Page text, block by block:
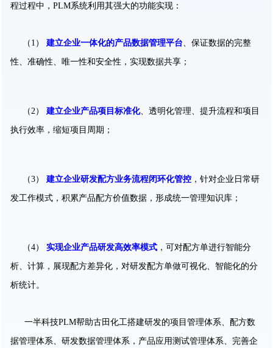
程过程中，PLM系统利⽤其强⼤的功能实现：
（1） 建立企业一体化的产品数据管理平台 、保证数据的完整
性、准确性、唯一性和安全性，实现数据共享；
（2） 建立企业产品项目标准化、透明化管理、提升流程和项目
执行效率，缩短项目周期；
（3） 建立企业研发配方业务流程闭环化管控 ，针对企业日常研
发工作模式，积累产品配方价值数据，形成统一管理知识库；
（4） 实现企业产品研发高效率模式 ，可对配方单进行智能分
析、计算，展现配方差异化，对研发配方单做可视化、智能化的分
析统计。
⼀半科技PLM帮助古⽥化⼯搭建研发的项⽬管理体系、配⽅数
据管理体系、研发数据管理体系，产品应用测试管理体系、完善企